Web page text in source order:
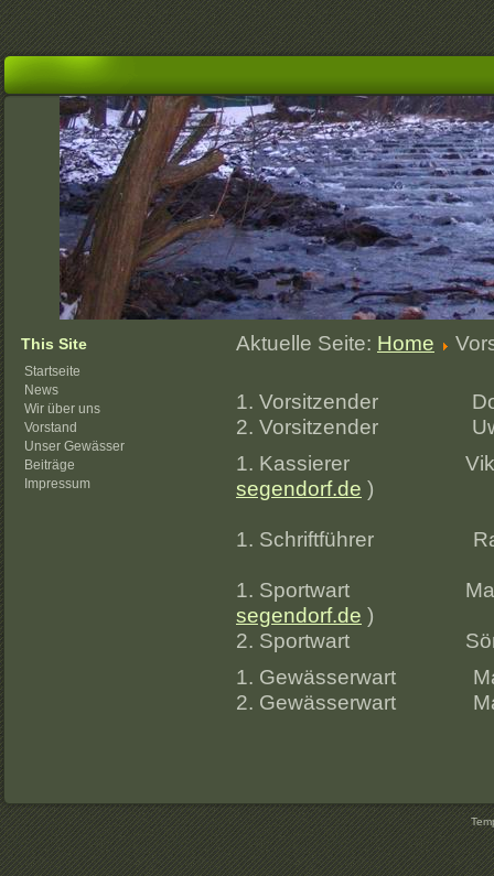
This Site
Startseite
News
Wir über uns
Vorstand
Unser Gewässer
Beiträge
Impressum
Aktuelle Seite: Home
1. Vorsitzender
2. Vorsitzender Uwe
1. Kassierer
segendorf.de )
1. Schriftführer
1. Sportwart
segendorf.de )
2. Sportwart
1. Gewässerwart
2. Gewässerwart